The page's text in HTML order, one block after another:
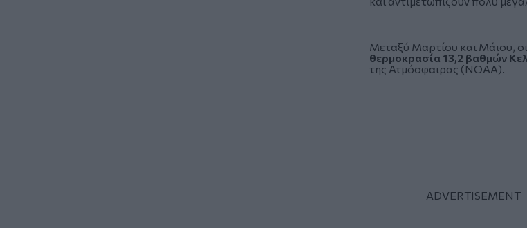
Μεταξύ Μαρτίου και Μάιου,
θερμοκρασία 13,2 βαθμών
της Ατμόσφαιρας (NOAA).